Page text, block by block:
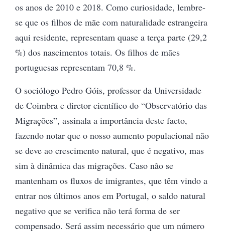
os anos de 2010 e 2018. Como curiosidade, lembre-
se que os filhos de mãe com naturalidade estrangeira
aqui residente, representam quase a terça parte (29,2
%) dos nascimentos totais. Os filhos de mães
portuguesas representam 70,8 %.
O sociólogo Pedro Góis, professor da Universidade
de Coimbra e diretor científico do “Observatório das
Migrações”, assinala a importância deste facto,
fazendo notar que o nosso aumento populacional não
se deve ao crescimento natural, que é negativo, mas
sim à dinâmica das migrações. Caso não se
mantenham os fluxos de imigrantes, que têm vindo a
entrar nos últimos anos em Portugal, o saldo natural
negativo que se verifica não terá forma de ser
compensado. Será assim necessário que um número